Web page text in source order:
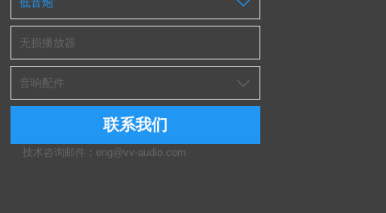
无损播放器
音响配件 
联系我们
技术咨询邮件：eng@vv-audio.com